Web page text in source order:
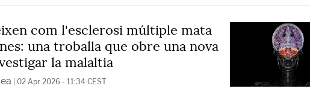
com l'esclerosi múltiple mata
una troballa que obre una nova
la malaltia
| 02 Apr 2026 - 11:34 CEST